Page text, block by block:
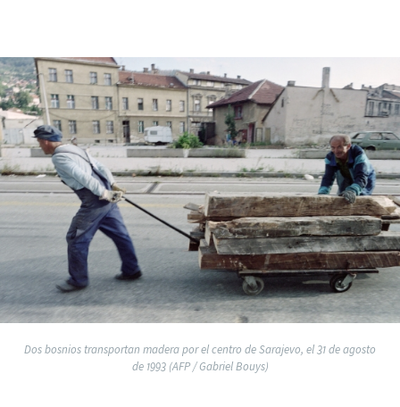
Dos bosnios transportan madera por el centro de Sarajevo, el 31 de agosto
de 1993 (AFP / Gabriel Bouys)